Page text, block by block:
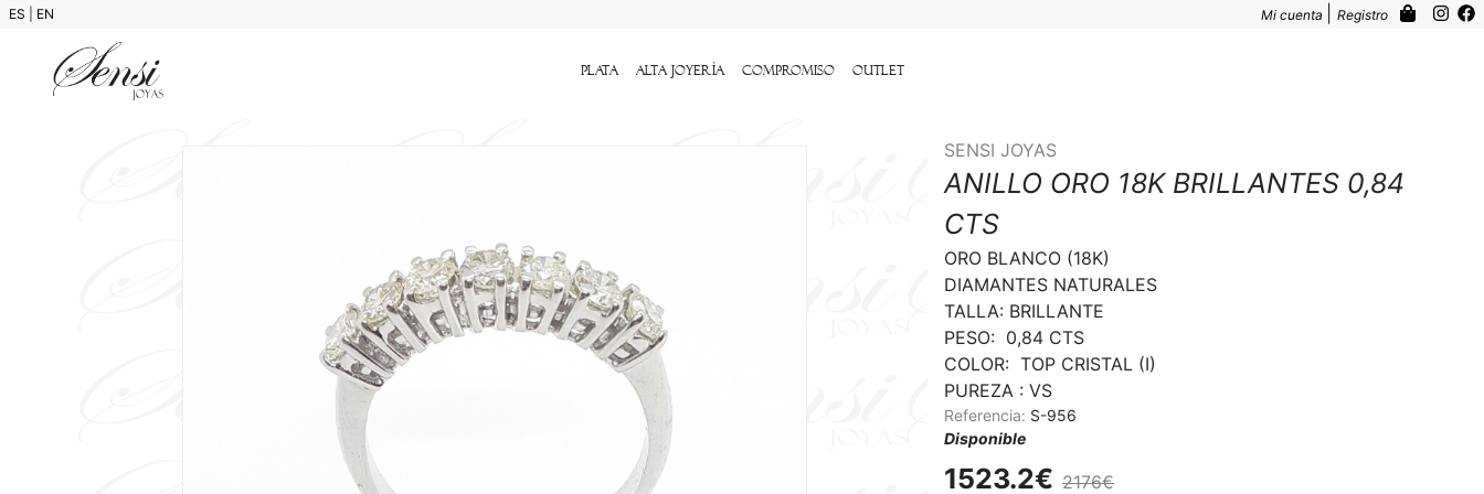
ES EN Mi cuenta Registro
Plata Alta Joyería Compromiso outlet
SENSI JOYAS
ANILLO ORO 18K BRILLANTES 0,84
CTS
ORO BLANCO (18K)
DIAMANTES NATURALES
TALLA: BRILLANTE
PESO:  0,84 CTS
COLOR:  TOP CRISTAL (I)
PUREZA : VS
Referencia: S-956
Disponible
1523.2€ 2176€